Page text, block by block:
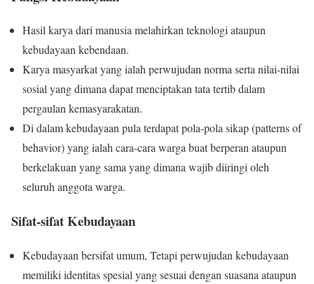
Hasil karya dari manusia melahirkan teknologi ataupun
kebudayaan kebendaan.
Karya masyarkat yang ialah perwujudan norma serta nilai-nilai
sosial yang dimana dapat menciptakan tata tertib dalam
pergaulan kemasyarakatan.
Di dalam kebudayaan pula terdapat pola-pola sikap (patterns of
behavior) yang ialah cara-cara warga buat berperan ataupun
berkelakuan yang sama yang dimana wajib diiringi oleh
seluruh anggota warga.
Sifat-sifat Kebudayaan
Kebudayaan bersifat umum, Tetapi perwujudan kebudayaan
memiliki identitas spesial yang sesuai dengan suasana ataupun